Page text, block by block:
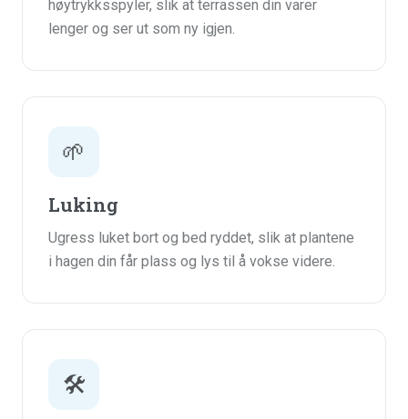
høytrykksspyler, slik at terrassen din varer
lenger og ser ut som ny igjen.
🌱
Luking
Ugress luket bort og bed ryddet, slik at plantene
i hagen din får plass og lys til å vokse videre.
🛠️